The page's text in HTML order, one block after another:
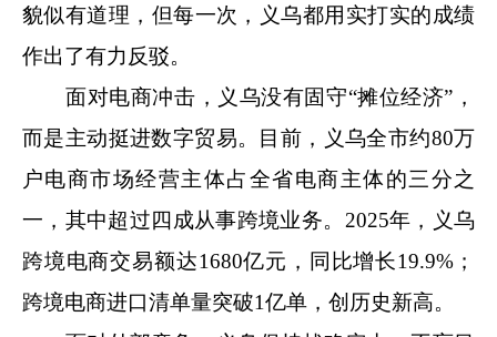
貌似有道理，但每一次，义乌都用实打实的成绩
作出了有力反驳。
面对电商冲击，义乌没有固守“摊位经济”，
而是主动挺进数字贸易。目前，义乌全市约80万
户电商市场经营主体占全省电商主体的三分之
一，其中超过四成从事跨境业务。2025年，义乌
跨境电商交易额达1680亿元，同比增长19.9%；
跨境电商进口清单量突破1亿单，创历史新高。